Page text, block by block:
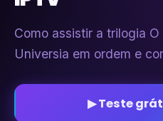
Como assistir a trilogia
Universia em ordem e
▶ Teste